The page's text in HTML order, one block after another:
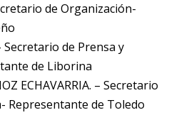
de Organización-
Secretario de Prensa y
de Liborina
ECHAVARRIA. – Secretario
Representante de Toledo